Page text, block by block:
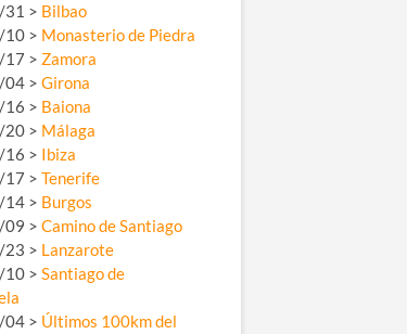
> Bilbao
> Monasterio de Piedra
> Zamora
> Girona
> Baiona
> Málaga
> Ibiza
> Tenerife
> Burgos
> Camino de Santiago
> Lanzarote
> Santiago de
> Últimos 100km del